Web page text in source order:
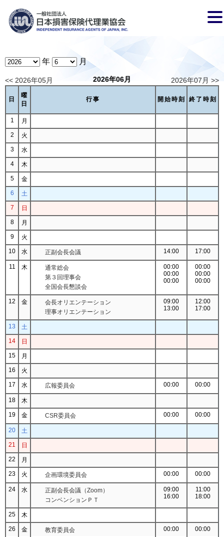
年 月
<< 2026年05月 2026年07月 >>
2026年06月
日
曜
日
行事 開始時刻 終了時刻
1
月
2
火
3
水
4
木
5
金
6
土
7
日
8
月
9
火
10
水 正副会長会議 14:00 17:00
11 木
通常総会
第３回理事会
全国会長懇談会
00:00
00:00
00:00
00:00
00:00
00:00
12 金
会長オリエンテーション
理事オリエンテーション
09:00
13:00
12:00
17:00
13
土
14
日
15
月
16
火
17
水 広報委員会 00:00 00:00
18
木
19
金 CSR委員会 00:00 00:00
20
土
21
日
22
月
23
火 企画環境委員会 00:00 00:00
24 水
正副会長会議（Zoom）
コンベンションＰＴ
09:00
16:00
11:00
18:00
25
木
26
金 教育委員会 00:00 00:00